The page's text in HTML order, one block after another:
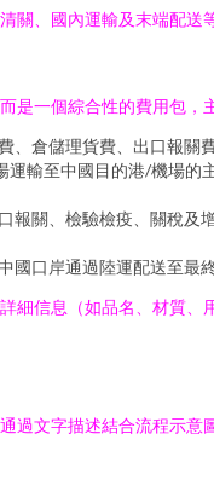
關、國內運輸及末端配
是一個綜合性的費用包，
、倉儲理貨費、出口報
運輸至中國目的港/機場
報關、檢驗檢疫、關稅
國口岸通過陸運配送至
細信息（如品名、材質
過文字描述結合流程示意